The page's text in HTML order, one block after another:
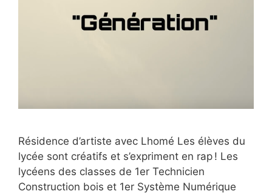
Résidence d’artiste avec Lhomé Les élèves du
lycée sont créatifs et s’expriment en rap ! Les
lycéens des classes de 1er Technicien
Construction bois et 1er Système Numérique